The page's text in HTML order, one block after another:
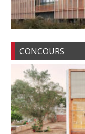
CONCOURS